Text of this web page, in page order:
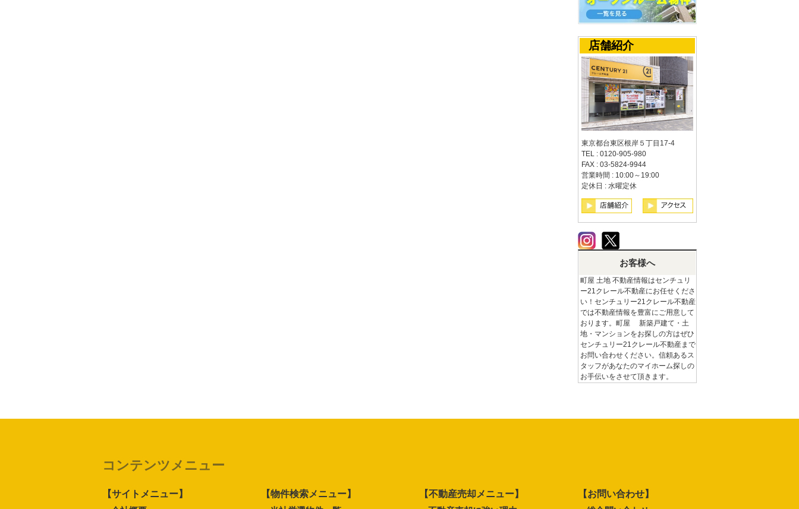
店舗紹介
東京都台東区根岸５丁目17-4
TEL : 0120-905-980
FAX : 03-5824-9944
営業時間 : 10:00～19:00
定休日 : 水曜定休
お客様へ
町屋 土地 不動産情報はセンチュリ
ー21クレール不動産にお任せくださ
い！センチュリー21クレール不動産
では不動産情報を豊富にご用意して
おります。町屋 新築戸建て・土
地・マンションをお探しの方はぜひ
センチュリー21クレール不動産まで
お問い合わせください。信頼あるス
タッフがあなたのマイホーム探しの
お手伝いをさせて頂きます。
コンテンツメニュー
【サイトメニュー】
【物件検索メニュー】
【不動産売却メニュー】
【お問い合わせ】